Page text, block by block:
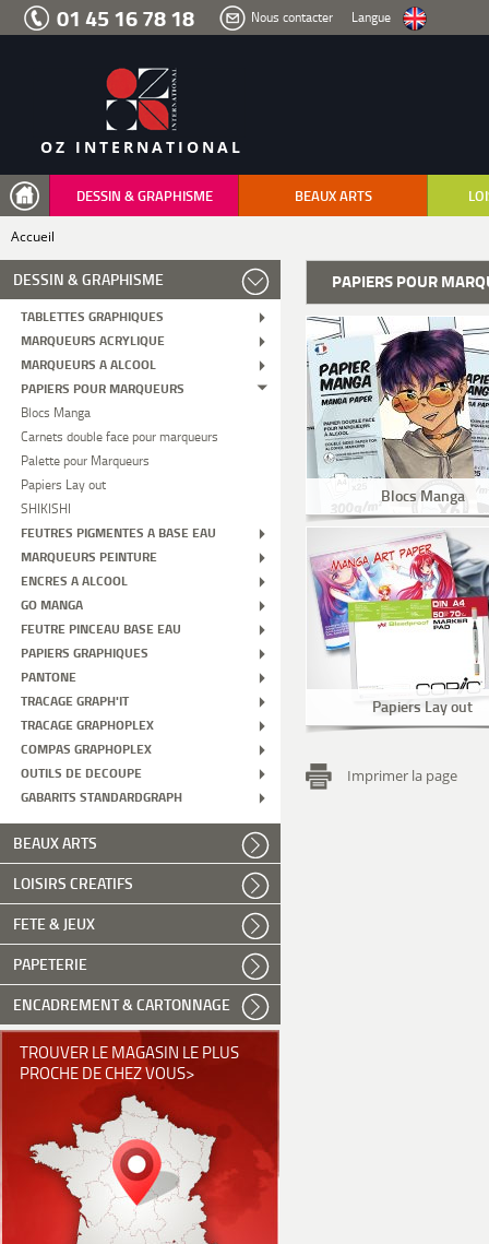
Aller
menu
recherche
01 45 16 78 18 Nous contacter Langue
OZ INTERNATIONAL
DESSIN & GRAPHISME BEAUX ARTS
Accueil
DESSIN & GRAPHISME
TABLETTES GRAPHIQUES
MARQUEURS ACRYLIQUE
MARQUEURS A ALCOOL
PAPIERS POUR MARQUEURS
Blocs Manga
Carnets double face pour marqueurs
Palette pour Marqueurs
Papiers Lay out
SHIKISHI
FEUTRES PIGMENTES A BASE EAU
MARQUEURS PEINTURE
ENCRES A ALCOOL
GO MANGA
FEUTRE PINCEAU BASE EAU
PAPIERS GRAPHIQUES
PANTONE
TRACAGE GRAPH'IT
TRACAGE GRAPHOPLEX
COMPAS GRAPHOPLEX
OUTILS DE DECOUPE
GABARITS STANDARDGRAPH
BEAUX ARTS
LOISIRS CREATIFS
FETE & JEUX
PAPETERIE
ENCADREMENT & CARTONNAGE
TROUVER LE MAGASIN LE PLUS
PROCHE DE CHEZ VOUS>
PAPIERS POUR
Blocs Manga
Papiers Lay out
Imprimer la page